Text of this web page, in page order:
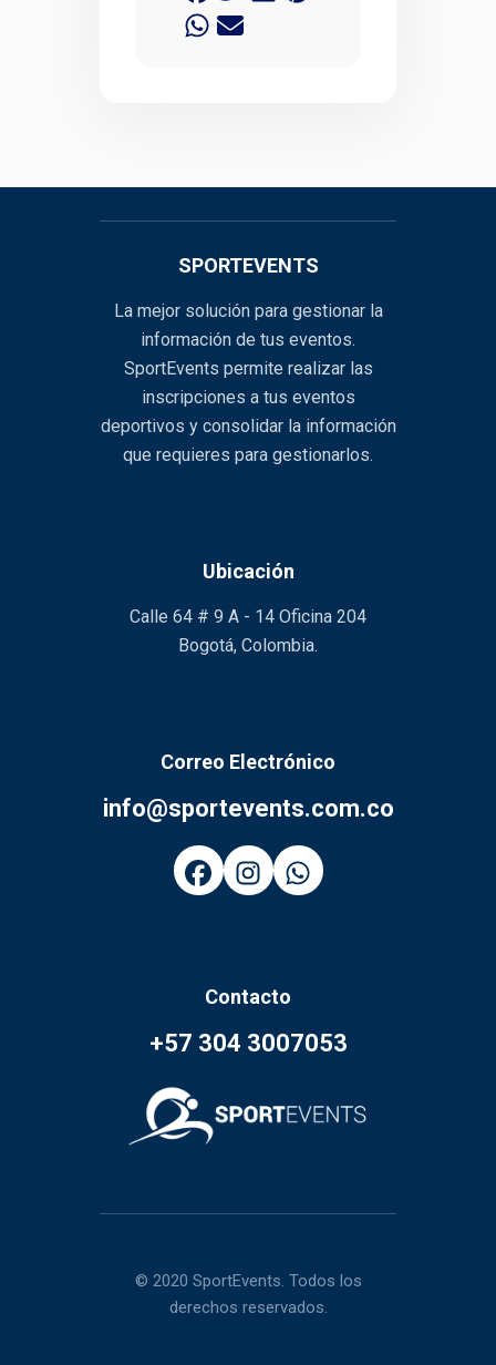
SPORTEVENTS
La mejor solución para gestionar la
información de tus eventos.
SportEvents permite realizar las
inscripciones a tus eventos
deportivos y consolidar la información
que requieres para gestionarlos.
Ubicación
Calle 64 # 9 A - 14 Oficina 204
Bogotá, Colombia.
Correo Electrónico
info@sportevents.com.co
Contacto
+57 304 3007053
© 2020 SportEvents. Todos los
derechos reservados.